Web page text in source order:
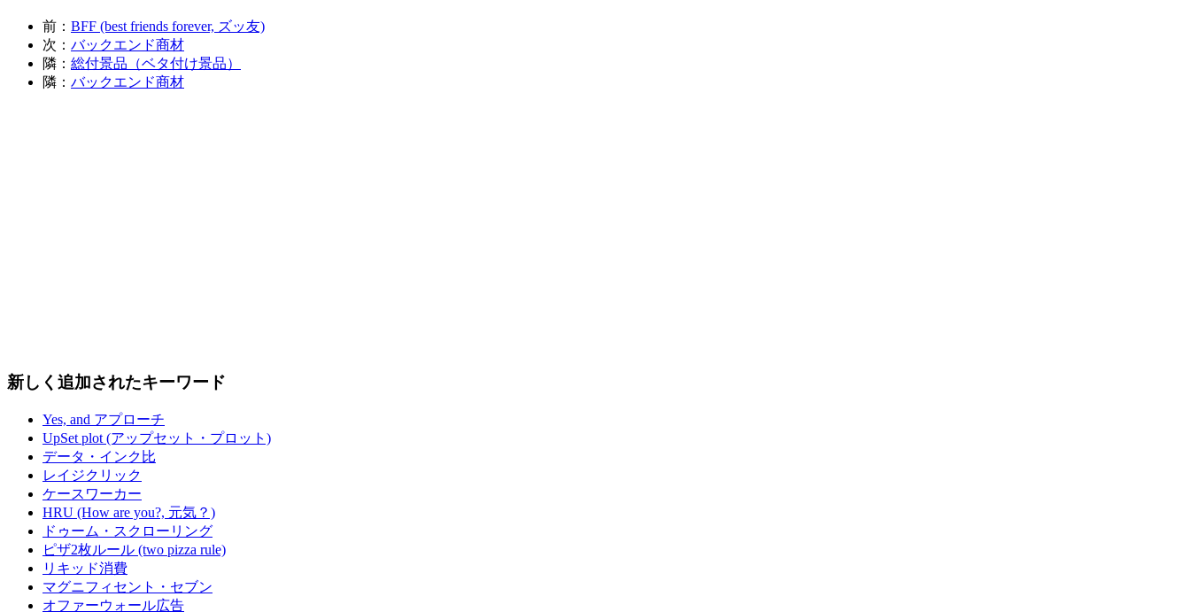
前： BFF (best friends forever, ズッ友)
次： バックエンド商材
隣： 総付景品（ベタ付け景品）
隣： バックエンド商材
新しく追加されたキーワード
Yes, and アプローチ
UpSet plot (アップセット・プロット)
データ・インク比
レイジクリック
ケースワーカー
HRU (How are you?, 元気？)
ドゥーム・スクローリング
ピザ2枚ルール (two pizza rule)
リキッド消費
マグニフィセント・セブン
オファーウォール広告